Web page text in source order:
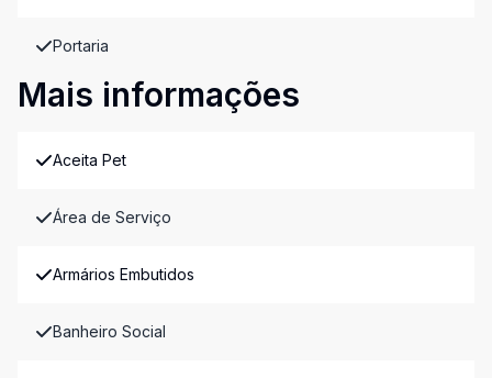
Portaria
Mais informações
Aceita Pet
Área de Serviço
Armários Embutidos
Banheiro Social